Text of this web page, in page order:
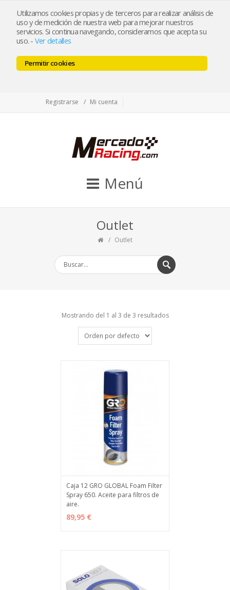
Utilizamos cookies propias y de terceros para realizar análisis de
uso y de medición de nuestra web para mejorar nuestros
servicios. Si continua navegando, consideramos que acepta su
uso. - Ver detalles
Permitir cookies
tienda@mercadoracing.com
Registrarse
Mi cuenta
Menú
Outlet
Outlet
Mostrando del 1 al 3 de 3 resultados
AÑADIR MÁS INFO
Caja 12 GRO GLOBAL Foam Filter
Spray 650. Aceite para filtros de
aire.
89,95 €